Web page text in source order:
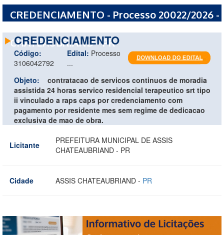
CREDENCIAMENTO - Processo 20022/2026 -
CHATEAUBRIAND - PR
CREDENCIAMENTO
Código:
3106042792
Edital: Processo
...
Objeto:
contratacao de servicos continuos de moradia
assistida 24 horas servico residencial terapeutico srt tipo
ii vinculado a raps caps por credenciamento com
pagamento por residente mes sem regime de dedicacao
exclusiva de mao de obra.
Licitante
PREFEITURA MUNICIPAL DE ASSIS
CHATEAUBRIAND - PR
Cidade ASSIS CHATEAUBRIAND - PR